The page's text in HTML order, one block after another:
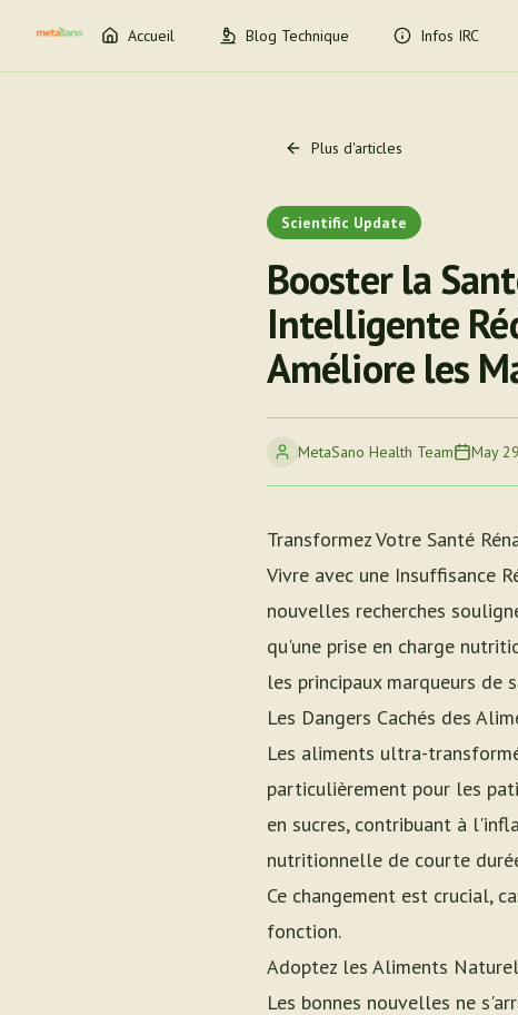
Accueil Blog Technique Infos IRC
Plus d'articles
Scientific Update
Booster la
Intelligente
Améliore les
MetaSano Health Team May
Transformez Votre Santé
Vivre avec une Insuffisance
nouvelles recherches
qu'une prise en charge
les principaux marqueurs de
Les Dangers Cachés des
Les aliments ultra-
particulièrement pour les
en sucres, contribuant à
nutritionnelle de courte
Ce changement est crucial,
fonction.
Adoptez les Aliments
Les bonnes nouvelles ne